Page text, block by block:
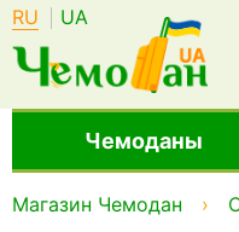
RU UA
Чемоданы
Магазин Чемодан